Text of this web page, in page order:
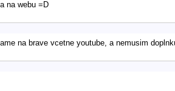
na webu =D
na brave vcetne youtube, a nemusim